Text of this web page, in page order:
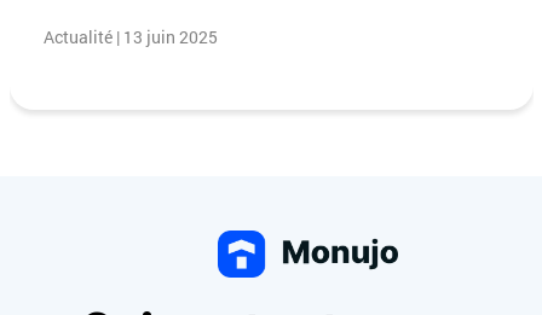
Actualité | 13 juin 2025